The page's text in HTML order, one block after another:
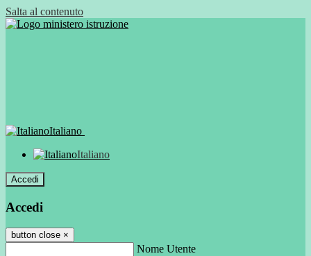
Salta al contenuto
Italiano
Italiano
Accedi
Accedi
button close ×
Nome Utente